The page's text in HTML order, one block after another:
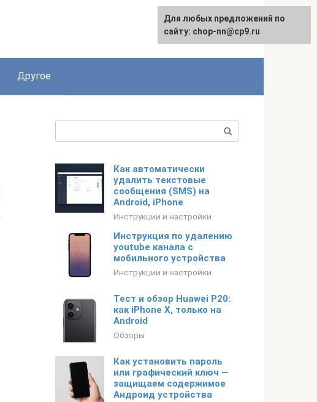
Другое
Как автоматически
удалить текстовые
сообщения (SMS) на
Android, iPhone
Инструкции и настройки
Инструкция по удалению
youtube канала с
мобильного устройства
Инструкции и настройки
Тест и обзор Huawei P20:
как iPhone X, только на
Android
Обзоры
Как установить пароль
или графический ключ —
защищаем содержимое
Андроид устройства
Для любых предложений по
сайту: chop-nn@cp9.ru